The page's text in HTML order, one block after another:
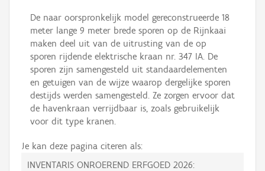
De naar oorspronkelijk model gereconstrueerde 18
meter lange 9 meter brede sporen op de Rijnkaai
maken deel uit van de uitrusting van de op
sporen rijdende elektrische kraan nr. 347 IA. De
sporen zijn samengesteld uit standaardelementen
en getuigen van de wijze waarop dergelijke sporen
destijds werden samengesteld. Ze zorgen ervoor dat
de havenkraan verrijdbaar is, zoals gebruikelijk
voor dit type kranen.
Je kan deze pagina citeren als:
INVENTARIS ONROEREND ERFGOED 2026: